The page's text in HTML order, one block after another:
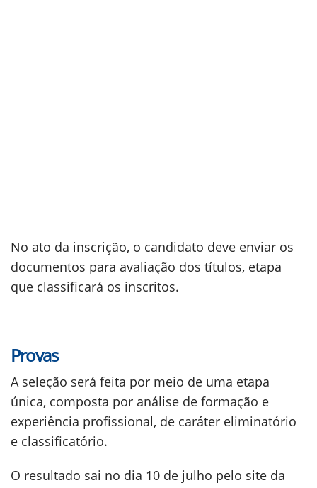
No ato da inscrição, o candidato deve enviar os
documentos para avaliação dos títulos, etapa
que classificará os inscritos.
Provas
A seleção será feita por meio de uma etapa
única, composta por análise de formação e
experiência profissional, de caráter eliminatório
e classificatório.
O resultado sai no dia 10 de julho pelo site da